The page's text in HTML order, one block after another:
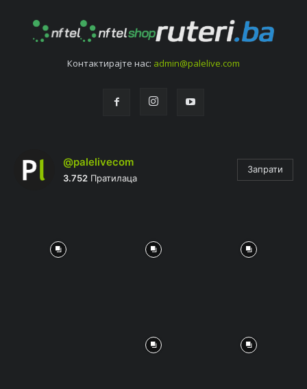
Контактирајтe нас: admin@palelive.com
@palelivecom
3.752 Пратилаца
Запрати